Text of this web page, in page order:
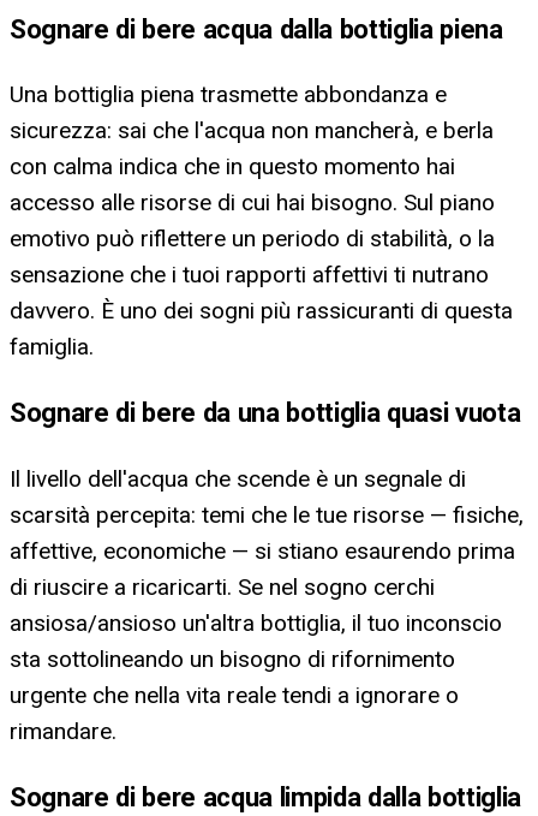
Sognare di bere acqua dalla bottiglia piena
Una bottiglia piena trasmette abbondanza e
sicurezza: sai che l'acqua non mancherà, e berla
con calma indica che in questo momento hai
accesso alle risorse di cui hai bisogno. Sul piano
emotivo può riflettere un periodo di stabilità, o la
sensazione che i tuoi rapporti affettivi ti nutrano
davvero. È uno dei sogni più rassicuranti di questa
famiglia.
Sognare di bere da una bottiglia quasi vuota
Il livello dell'acqua che scende è un segnale di
scarsità percepita: temi che le tue risorse — fisiche,
affettive, economiche — si stiano esaurendo prima
di riuscire a ricaricarti. Se nel sogno cerchi
ansiosa/ansioso un'altra bottiglia, il tuo inconscio
sta sottolineando un bisogno di rifornimento
urgente che nella vita reale tendi a ignorare o
rimandare.
Sognare di bere acqua limpida dalla bottiglia